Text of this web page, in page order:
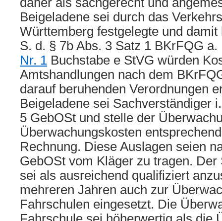
Beigeladene sei durch das
Württemberg festgelegte und
S. d. § 7b Abs. 3 Satz 1 BKrFQG
Nr. 1 Buchstabe e StVG würden
Amtshandlungen nach dem
darauf beruhenden Verordnungen
Beigeladene sei Sachverständiger
5 GebOSt und stelle der
Überwachungskosten
Rechnung. Diese Auslagen seien
GebOSt vom Kläger zu tragen. Der
sei als ausreichend qualifiziert
mehreren Jahren auch zur
Fahrschulen eingesetzt. Die